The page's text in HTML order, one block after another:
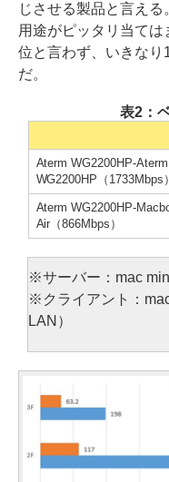
じさせる製品と言え
用途がピッタリ当て
位と言わず、いきな
だ。
表2：
Aterm WG2200HP-Aterm
WG2200HP（1733Mbps）
Aterm WG2200HP-
Air（866Mbps）
※サーバー：mac
※クライアント：
LAN）